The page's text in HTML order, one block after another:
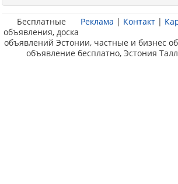
Реклама | Контакт |
Бесплатные
объявления, доска
объявлений Эстонии, частные и бизнес
объявление бесплатно, Эстония